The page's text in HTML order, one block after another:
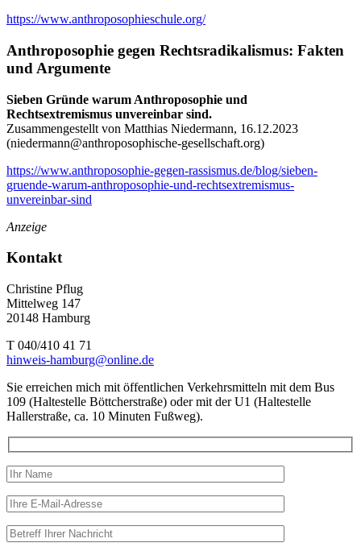
https://www.anthroposophieschule.org/
Anthroposophie gegen Rechtsradikalismus: Fakten
und Argumente
Sieben Gründe warum Anthroposophie und
Rechtsextremismus unvereinbar sind.
Zusammengestellt von Matthias Niedermann, 16.12.2023
(niedermann@anthroposophische-gesellschaft.org)
https://www.anthroposophie-gegen-rassismus.de/blog/sieben-
gruende-warum-anthroposophie-und-rechtsextremismus-
unvereinbar-sind
Anzeige
Kontakt
Christine Pflug
Mittelweg 147
20148 Hamburg
T 040/410 41 71
hinweis-hamburg@online.de
Sie erreichen mich mit öffentlichen Verkehrsmitteln mit dem Bus
109 (Haltestelle Böttcherstraße) oder mit der U1 (Haltestelle
Hallerstraße, ca. 10 Minuten Fußweg).